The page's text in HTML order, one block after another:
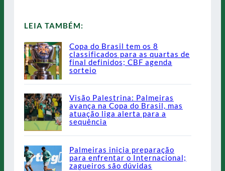
LEIA TAMBÉM:
Copa do Brasil tem os 8
classificados para as quartas de
final definidos; CBF agenda
sorteio
Visão Palestrina: Palmeiras
avança na Copa do Brasil, mas
atuação liga alerta para a
sequência
Palmeiras inicia preparação
para enfrentar o Internacional;
zagueiros são dúvidas